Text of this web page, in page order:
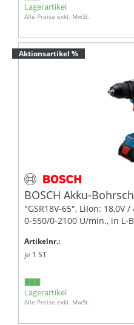
Lagerartikel
Alle Preise exkl. MwSt.
Aktionsartikel %
BOSCH Akku-
"GSR18V-65", LiIon: 18,0V /
0-550/0-2100 U/min., in L-
Artikelnr.:
je 1 ST
Lagerartikel
Alle Preise exkl. MwSt.